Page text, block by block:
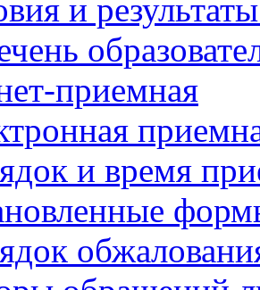
и
приемная
и время